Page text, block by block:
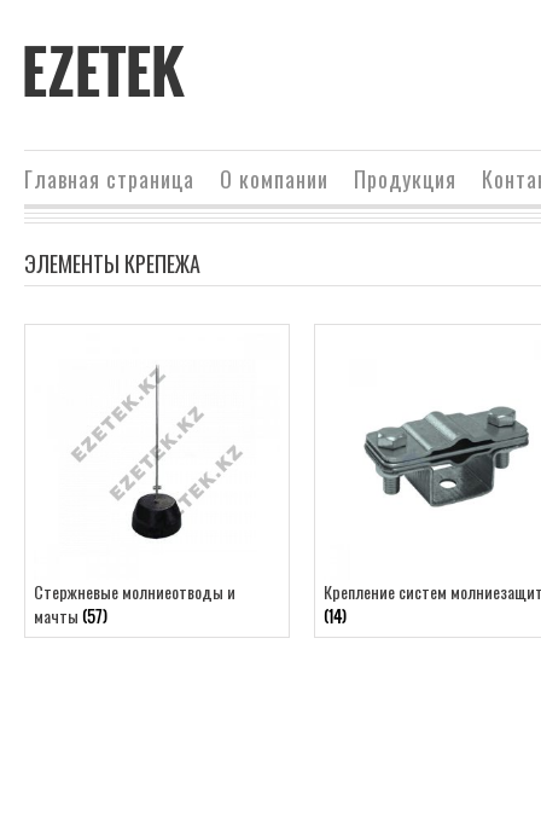
EZETEK
Главная страница О компании Продукция
ЭЛЕМЕНТЫ КРЕПЕЖА
Стержневые молниеотводы и
мачты(57)
Крепление систем
(14)